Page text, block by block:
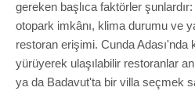
gereken başlıca faktörler
otopark imkânı, klima durumu ve
restoran erişimi. Cunda
yürüyerek ulaşılabilir restoranlar
ya da Badavut'ta bir villa seçmek